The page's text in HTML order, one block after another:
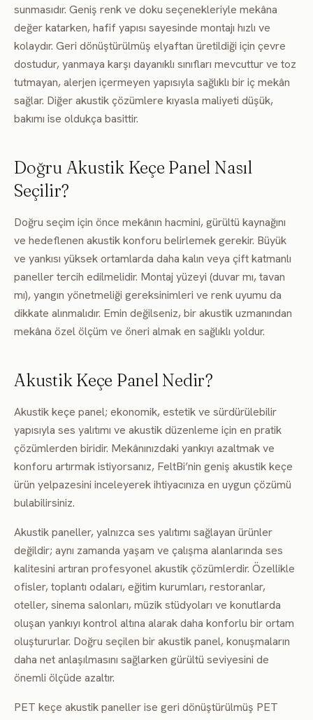
sunmasıdır. Geniş renk ve doku seçenekleriyle mekâna
değer katarken, hafif yapısı sayesinde montajı hızlı ve
kolaydır. Geri dönüştürülmüş elyaftan üretildiği için çevre
dostudur, yanmaya karşı dayanıklı sınıfları mevcuttur ve toz
tutmayan, alerjen içermeyen yapısıyla sağlıklı bir iç mekân
sağlar. Diğer akustik çözümlere kıyasla maliyeti düşük,
bakımı ise oldukça basittir.
Doğru Akustik Keçe Panel Nasıl
Seçilir?
Doğru seçim için önce mekânın hacmini, gürültü kaynağını
ve hedeflenen akustik konforu belirlemek gerekir. Büyük
ve yankısı yüksek ortamlarda daha kalın veya çift katmanlı
paneller tercih edilmelidir. Montaj yüzeyi (duvar mı, tavan
mı), yangın yönetmeliği gereksinimleri ve renk uyumu da
dikkate alınmalıdır. Emin değilseniz, bir akustik uzmanından
mekâna özel ölçüm ve öneri almak en sağlıklı yoldur.
Akustik Keçe Panel Nedir?
Akustik keçe panel; ekonomik, estetik ve sürdürülebilir
yapısıyla ses yalıtımı ve akustik düzenleme için en pratik
çözümlerden biridir. Mekânınızdaki yankıyı azaltmak ve
konforu artırmak istiyorsanız, FeltBi’nin geniş akustik keçe
ürün yelpazesini inceleyerek ihtiyacınıza en uygun çözümü
bulabilirsiniz.
Akustik paneller, yalnızca ses yalıtımı sağlayan ürünler
değildir; aynı zamanda yaşam ve çalışma alanlarında ses
kalitesini artıran profesyonel akustik çözümlerdir. Özellikle
ofisler, toplantı odaları, eğitim kurumları, restoranlar,
oteller, sinema salonları, müzik stüdyoları ve konutlarda
oluşan yankıyı kontrol altına alarak daha konforlu bir ortam
oluştururlar. Doğru seçilen bir akustik panel, konuşmaların
daha net anlaşılmasını sağlarken gürültü seviyesini de
önemli ölçüde azaltır.
PET keçe akustik paneller ise geri dönüştürülmüş PET